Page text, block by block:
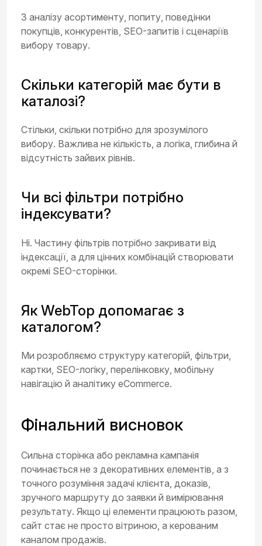
З аналізу асортименту, попиту, поведінки
покупців, конкурентів, SEO-запитів і сценаріїв
вибору товару.
Скільки категорій має бути в
каталозі?
Стільки, скільки потрібно для зрозумілого
вибору. Важлива не кількість, а логіка, глибина й
відсутність зайвих рівнів.
Чи всі фільтри потрібно
індексувати?
Ні. Частину фільтрів потрібно закривати від
індексації, а для цінних комбінацій створювати
окремі SEO-сторінки.
Як WebTop допомагає з
каталогом?
Ми розробляємо структуру категорій, фільтри,
картки, SEO-логіку, перелінковку, мобільну
навігацію й аналітику eCommerce.
Фінальний висновок
Сильна сторінка або рекламна кампанія
починається не з декоративних елементів, а з
точного розуміння задачі клієнта, доказів,
зручного маршруту до заявки й вимірювання
результату. Якщо ці елементи працюють разом,
сайт стає не просто вітриною, а керованим
каналом продажів.